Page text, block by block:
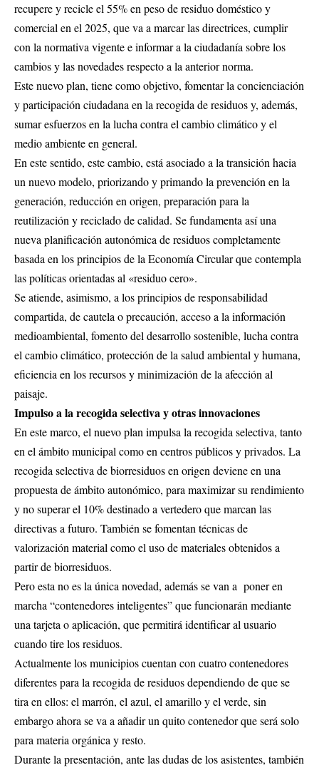
recupere y recicle el 55% en peso de residuo doméstico y
comercial en el 2025, que va a marcar las directrices, cumplir
con la normativa vigente e informar a la ciudadanía sobre los
cambios y las novedades respecto a la anterior norma.
Este nuevo plan, tiene como objetivo, fomentar la concienciación
y participación ciudadana en la recogida de residuos y, además,
sumar esfuerzos en la lucha contra el cambio climático y el
medio ambiente en general.
En este sentido, este cambio, está asociado a la transición hacia
un nuevo modelo, priorizando y primando la prevención en la
generación, reducción en origen, preparación para la
reutilización y reciclado de calidad. Se fundamenta así una
nueva planificación autonómica de residuos completamente
basada en los principios de la Economía Circular que contempla
las políticas orientadas al «residuo cero».
Se atiende, asimismo, a los principios de responsabilidad
compartida, de cautela o precaución, acceso a la información
medioambiental, fomento del desarrollo sostenible, lucha contra
el cambio climático, protección de la salud ambiental y humana,
eficiencia en los recursos y minimización de la afección al
paisaje.
Impulso a la recogida selectiva y otras innovaciones
En este marco, el nuevo plan impulsa la recogida selectiva, tanto
en el ámbito municipal como en centros públicos y privados. La
recogida selectiva de biorresiduos en origen deviene en una
propuesta de ámbito autonómico, para maximizar su rendimiento
y no superar el 10% destinado a vertedero que marcan las
directivas a futuro. También se fomentan técnicas de
valorización material como el uso de materiales obtenidos a
partir de biorresiduos.
Pero esta no es la única novedad, además se van a poner en
marcha “contenedores inteligentes” que funcionarán mediante
una tarjeta o aplicación, que permitirá identificar al usuario
cuando tire los residuos.
Actualmente los municipios cuentan con cuatro contenedores
diferentes para la recogida de residuos dependiendo de que se
tira en ellos: el marrón, el azul, el amarillo y el verde, sin
embargo ahora se va a añadir un quito contenedor que será solo
para materia orgánica y resto.
Durante la presentación, ante las dudas de los asistentes, también